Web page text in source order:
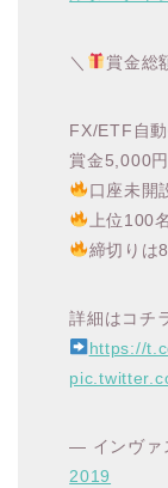
＼ 賞金総
FX/ETF自
賞金5,000
口座未開
上位100
締切りは
詳細はコチ
https://
— インヴァ
2019